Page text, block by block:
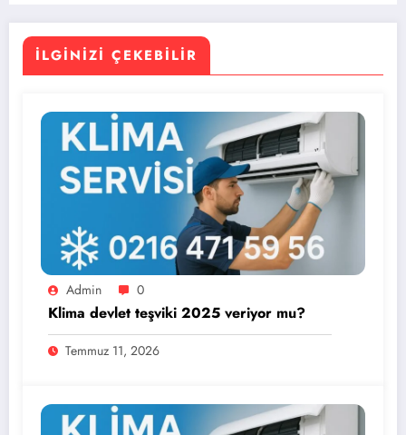
İLGINIZI ÇEKEBILIR
Admin 0
Klima devlet teşviki 2025 veriyor mu?
Temmuz 11, 2026